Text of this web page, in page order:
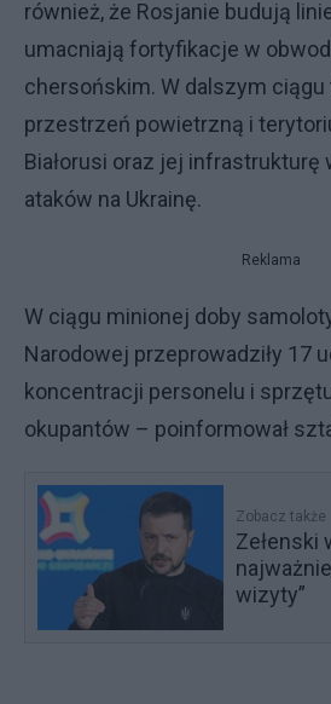
również, że Rosjanie budują
umacniają fortyfikacje w
chersońskim. W dalszym
przestrzeń powietrzną i
Białorusi oraz jej infrastrukturę
ataków na Ukrainę.
Reklama
W ciągu minionej doby
Narodowej przeprowadziły 17
koncentracji personelu i
okupantów – poinformował
Zobacz także
Zełenski
wizyty”